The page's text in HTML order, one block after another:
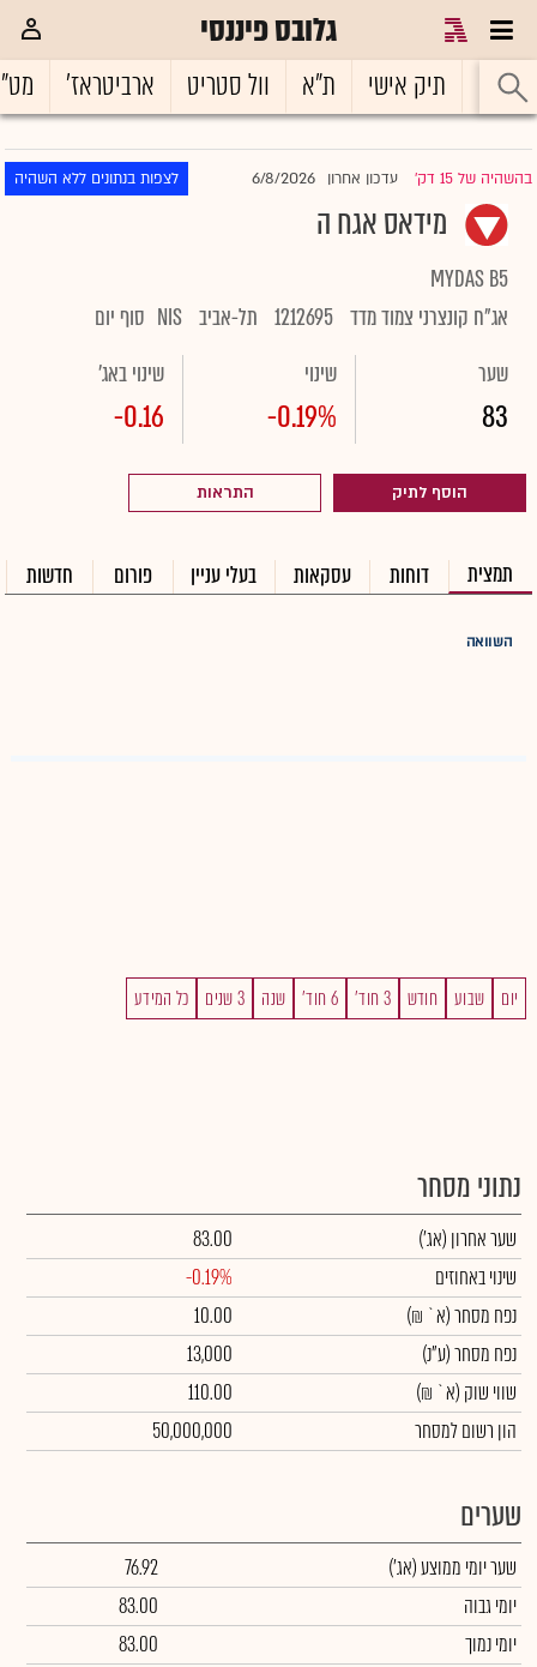
גלובס פיננסי
ראשי תיק אישי ת"א וול סטריט ארביטראז'
בהשהיה של 15 דק' |עדכון אחרון 6/8/2026 לצפות בנתונים ללא השהיה
מידאס אגח ה
MYDAS B5
אג"ח קונצרני צמוד מדד 1212695 תל-אביב NIS סוף יום
שער
83
שינוי
-0.19%
שינוי באג'
-0.16
הוסף לתיק התראות
תמצית דוחות עסקאות בעלי עניין פורום חדשות
השוואה
יום שבוע חודש 3 חוד' 6 חוד' שנה 3 שנים כל המידע
נתוני מסחר
שער אחרון (אג')
83.00
שינוי באחוזים
-0.19%
נפח מסחר(א` ₪)
10.00
נפח מסחר(ע"נ)
13,000
שווי שוק (א` ₪)
110.00
הון רשום למסחר
50,000,000
שערים
שער יומי ממוצע(אג')
76.92
יומי גבוה
83.00
יומי נמוך
83.00